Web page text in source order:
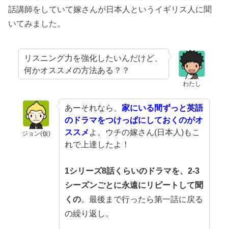
話講師をしていて嫁さんが日本人というイギリス人に聞
いてみました。
わたし
リスニング力を強化したいんだけど、
何かオススメの方法ある？？
ジョン(仮)
あーそれなら、家にいる間ずっと英語
のドラマをつけっぱにしておくのがオ
ススメ よ。ウチの嫁さん(日本人)もこ
れで上達したよ！
1シリーズ8話くらいのドラマを、2-3
シーズンごとに永遠にリピートして聞
くの。最後まで行ったら第一話に戻る
の繰り返し。